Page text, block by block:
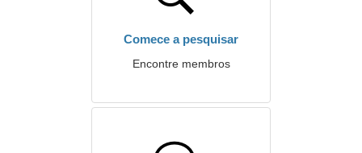
Comece a pesquisar
Encontre membros